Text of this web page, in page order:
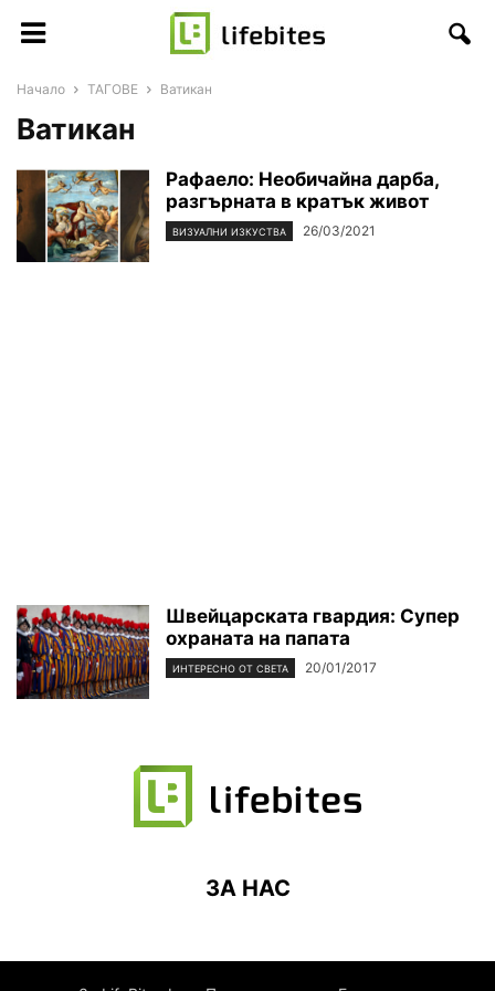
Начало ТАГОВЕ Ватикан
Ватикан
Рафаело: Необичайна дарба,
разгърната в кратък живот
ВИЗУАЛНИ ИЗКУСТВА 26/03/2021
Швейцарската гвардия: Супер
охраната на папата
ИНТЕРЕСНО ОТ СВЕТА 20/01/2017
ЗА НАС